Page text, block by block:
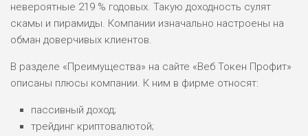
ПОДОЙДЕТ
0
ДОХОД: ВЫСОКИЙ
БЮДЖЕТ: ВЫСОКИЙ
ОБЗОР
невероятные 219 % годовых. Такую доходность сулят
скамы и пирамиды. Компании изначально настроены на
обман доверчивых клиентов.
В разделе «Преимущества» на сайте «Веб Токен Профит»
описаны плюсы компании. К ним в фирме относят:
пассивный доход;
трейдинг криптовалютой;